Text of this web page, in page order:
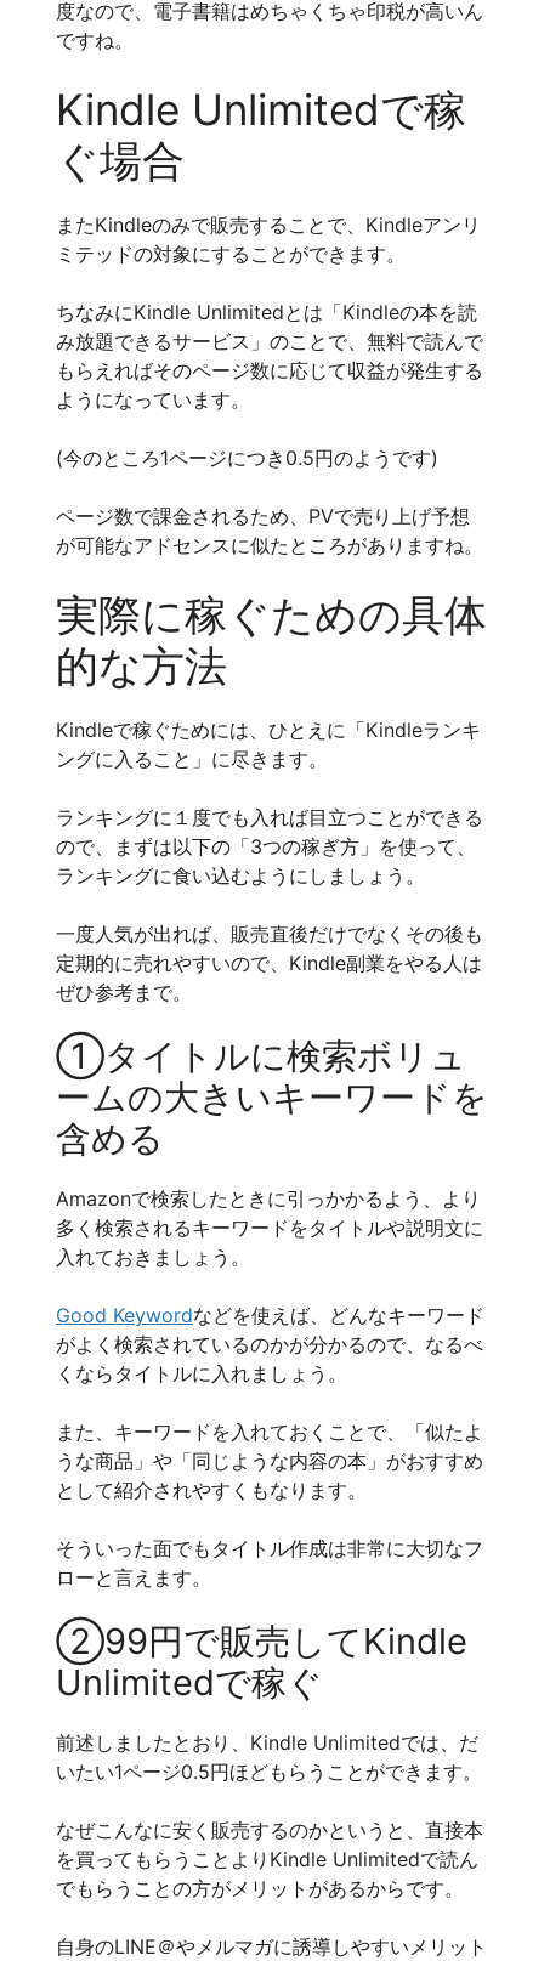
度なので、電子書籍はめちゃくちゃ印税が高いん
ですね。
Kindle Unlimitedで稼
ぐ場合
またKindleのみで販売することで、Kindleアンリ
ミテッドの対象にすることができます。
ちなみにKindle Unlimitedとは「Kindleの本を読
み放題できるサービス」のことで、無料で読んで
もらえればそのページ数に応じて収益が発生する
ようになっています。
(今のところ1ページにつき0.5円のようです)
ページ数で課金されるため、PVで売り上げ予想
が可能なアドセンスに似たところがありますね。
実際に稼ぐための具体
的な方法
Kindleで稼ぐためには、ひとえに「Kindleランキ
ングに入ること」に尽きます。
ランキングに１度でも入れば目立つことができる
ので、まずは以下の「3つの稼ぎ方」を使って、
ランキングに食い込むようにしましょう。
一度人気が出れば、販売直後だけでなくその後も
定期的に売れやすいので、Kindle副業をやる人は
ぜひ参考まで。
①タイトルに検索ボリュ
ームの大きいキーワードを
含める
Amazonで検索したときに引っかかるよう、より
多く検索されるキーワードをタイトルや説明文に
入れておきましょう。
Good Keywordなどを使えば、どんなキーワード
がよく検索されているのかが分かるので、なるべ
くならタイトルに入れましょう。
また、キーワードを入れておくことで、「似たよ
うな商品」や「同じような内容の本」がおすすめ
として紹介されやすくもなります。
そういった面でもタイトル作成は非常に大切なフ
ローと言えます。
②99円で販売してKindle
Unlimitedで稼ぐ
前述しましたとおり、Kindle Unlimitedでは、だ
いたい1ページ0.5円ほどもらうことができます。
なぜこんなに安く販売するのかというと、直接本
を買ってもらうことよりKindle Unlimitedで読ん
でもらうことの方がメリットがあるからです。
自身のLINE＠やメルマガに誘導しやすいメリット